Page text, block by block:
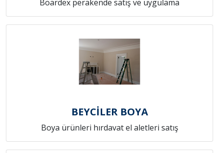
Boardex perakende satış ve uygulama
BEYCİLER BOYA
Boya ürünleri hırdavat el aletleri satış